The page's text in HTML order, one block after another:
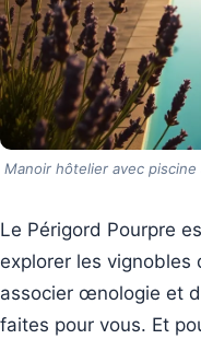
Manoir hôtelier avec
Le Périgord Pourpre
explorer les vignobles
associer œnologie et
faites pour vous. Et